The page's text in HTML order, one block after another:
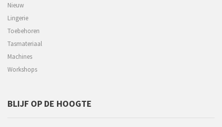
Nieuw
Lingerie
Toebehoren
Tasmateriaal
Machines
Workshops
BLIJF OP DE HOOGTE